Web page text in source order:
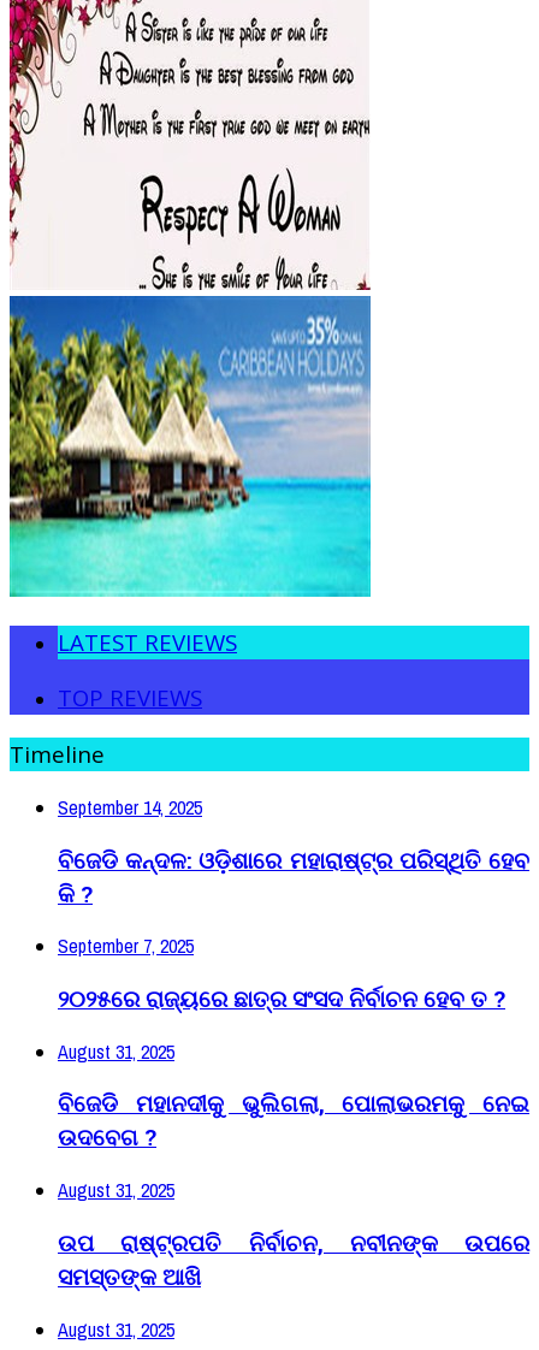
LATEST REVIEWS
TOP REVIEWS
Timeline
September 14, 2025
ବିଜେଡି କନ୍ଦଳ: ଓଡ଼ିଶାରେ ମହାରାଷ୍ଟ୍ର ପରିସ୍ଥିତି ହେବ
କି ?
September 7, 2025
୨୦୨୫ରେ ରାଜ୍ୟରେ ଛାତ୍ର ସଂସଦ ନିର୍ବାଚନ ହେବ ତ ?
August 31, 2025
ବିଜେଡି ମହାନଦୀକୁ ଭୁଲିଗଲା, ପୋଲାଭରମକୁ ନେଇ
ଉଦବେଗ ?
August 31, 2025
ଉପ ରାଷ୍ଟ୍ରପତି ନିର୍ବାଚନ, ନବୀନଙ୍କ ଉପରେ
ସମସ୍ତଙ୍କ ଆଖି
August 31, 2025